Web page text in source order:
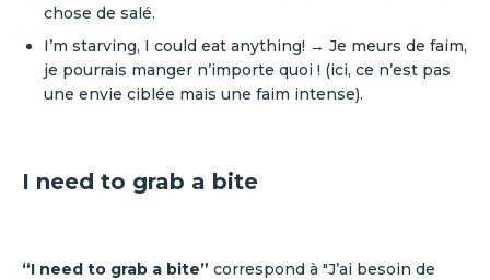
chose de salé.
I’m starving, I could eat anything! → Je meurs de faim,
je pourrais manger n’importe quoi ! (ici, ce n’est pas
une envie ciblée mais une faim intense).
I need to grab a bite
“I need to grab a bite” correspond à "J’ai besoin de